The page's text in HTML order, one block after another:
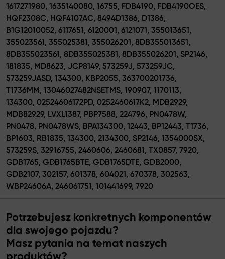
1617271980, 1635140080, 16755, FDB4190, FDB4190OES,
HQF2308C, HQF4107AC, 8494D1386, D1386,
B1G12010052, 6117651, 6120001, 6121071, 355013651,
355023561, 355025381, 355026201, 8DB355013651,
8DB355023561, 8DB355025381, 8DB355026201, SP2146,
181835, MD8623, JCP8149, 573259J, 573259JC,
573259JASD, 134300, KBP2055, 363700201736,
T1736MM, 13046027482NSETMS, 190907, 1170113,
134300, 02524606172PD, 0252460617K2, MDB2929,
MDB82929, LVXL1387, PBP7588, 224796, PN0478W,
PN0478, PN0478WS, BPA134300, 12443, BP12443, T1736,
BP1603, RB1835, 134300, 2134300, SP2146, 1354000SX,
573259S, 32916755, 2460606, 2460681, TX0857, 7920,
GDB1765, GDB1765BTE, GDB1765DTE, GDB2000,
GDB2107, 302157, 601378, 604021, 670378, 302563,
WBP24606A, 246061751, 101441699, 7920
Potrzebujesz konkretnych komponentów
dla swojego pojazdu?
Masz pytania na temat naszych
produktów?